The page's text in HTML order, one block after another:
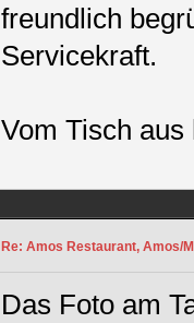
freundlich
Servicekraft.
Vom Tisch
Re: Amos Restaurant, Amos/
Das Foto am